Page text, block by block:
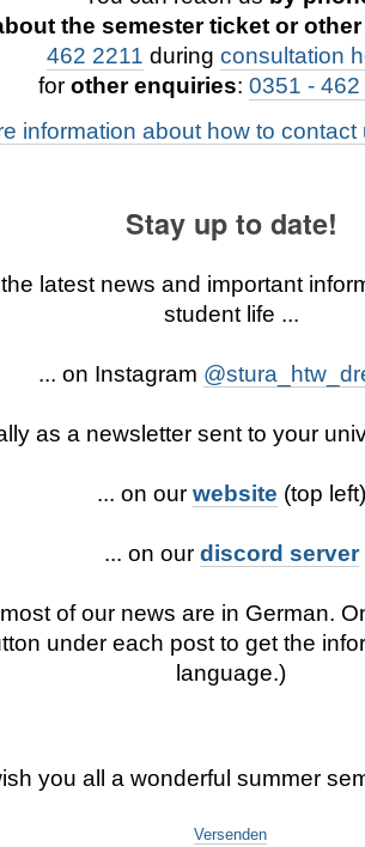
the semester ticket or
462 2211 during consultation
for other enquiries: 0351 -
information about how to
Stay up to date!
latest news and important
student life ...
... on Instagram
as a newsletter sent to your
... on our website (top left)
... on our discord server
of our news are in German.
under each post to get the
language.)
you all a wonderful summer
Versenden